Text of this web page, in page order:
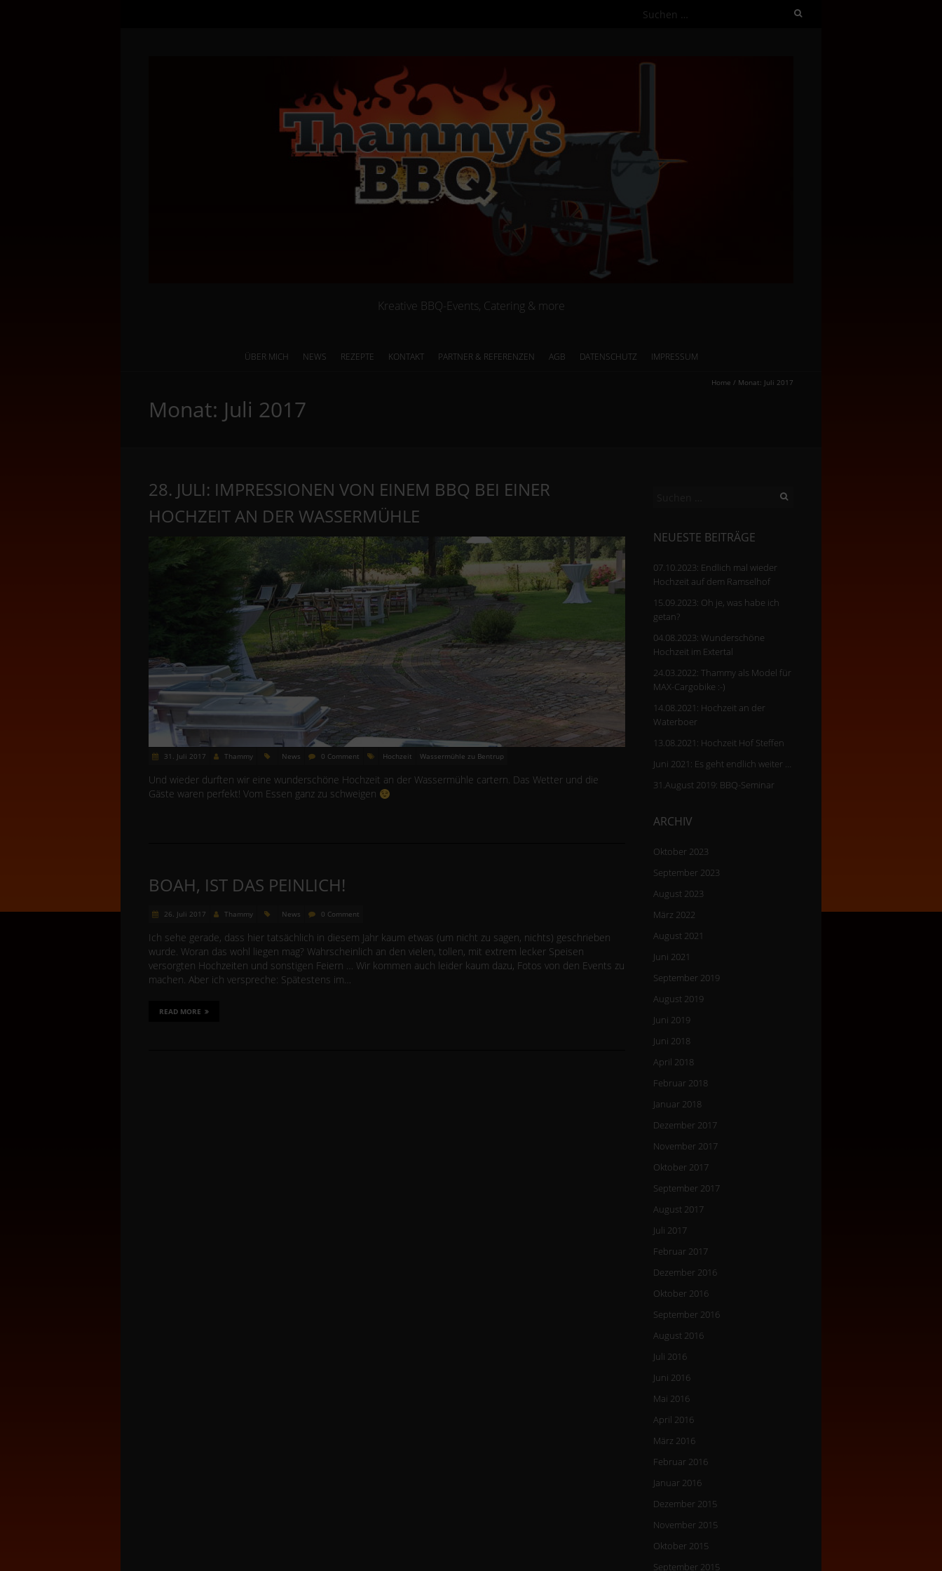
Suchen
Kreative BBQ-Events, Catering & more
ÜBER MICH NEWS REZEPTE KONTAKT PARTNER & REFERENZEN AGB DATENSCHUTZ IMPRESSUM
Home / Monat: Juli 2017
Monat: Juli 2017
28. JULI: IMPRESSIONEN VON EINEM BBQ BEI EINER
HOCHZEIT AN DER WASSERMÜHLE
31. Juli 2017 Thammy News 0 Comment Hochzeit Wassermühle zu Bentrup
Und wieder durften wir eine wunderschöne Hochzeit an der Wassermühle cartern. Das Wetter und die
Gäste waren perfekt! Vom Essen ganz zu schweigen
BOAH, IST DAS PEINLICH!
26. Juli 2017 Thammy News 0 Comment
Ich sehe gerade, dass hier tatsächlich in diesem Jahr kaum etwas (um nicht zu sagen, nichts) geschrieben
wurde. Woran das wohl liegen mag? Wahrscheinlich an den vielen, tollen, mit extrem lecker Speisen
versorgten Hochzeiten und sonstigen Feiern … Wir kommen auch leider kaum dazu, Fotos von den Events zu
machen. Aber ich verspreche: Spätestens im…
READ MORE
NEUESTE BEITRÄGE
07.10.2023: Endlich mal wieder
Hochzeit auf dem Ramselhof
15.09.2023: Oh je, was habe ich
getan?
04.08.2023: Wunderschöne
Hochzeit im Extertal
24.03.2022: Thammy als Model für
MAX-Cargobike :-)
14.08.2021: Hochzeit an der
Waterboer
13.08.2021: Hochzeit Hof Steffen
Juni 2021: Es geht endlich weiter …
31.August 2019: BBQ-Seminar
ARCHIV
Oktober 2023
September 2023
August 2023
März 2022
August 2021
Juni 2021
September 2019
August 2019
Juni 2019
Juni 2018
April 2018
Februar 2018
Januar 2018
Dezember 2017
November 2017
Oktober 2017
September 2017
August 2017
Juli 2017
Februar 2017
Dezember 2016
Oktober 2016
September 2016
August 2016
Juli 2016
Juni 2016
Mai 2016
April 2016
März 2016
Februar 2016
Januar 2016
Dezember 2015
November 2015
Oktober 2015
September 2015